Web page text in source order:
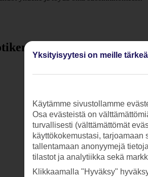
Yksityisyytesi on meille
Käytämme sivustollamme
Osa evästeistä on
turvallisesti (välttämättömät
käyttökokemustasi,
tallentamaan anonyymejä
tilastot ja analytiikka sekä
Klikkaamalla "Hyväksy"